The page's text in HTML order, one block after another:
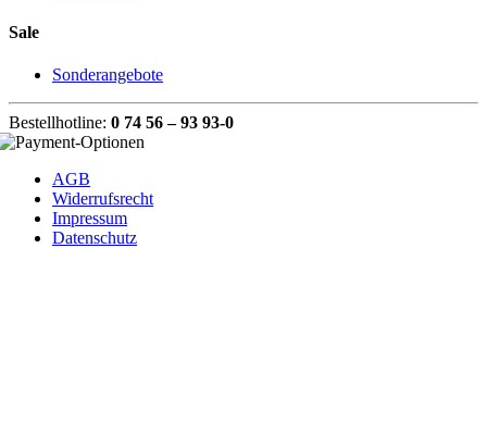
Sale
Sonderangebote
Bestellhotline: 0 74 56 – 93 93-0
AGB
Widerrufsrecht
Impressum
Datenschutz